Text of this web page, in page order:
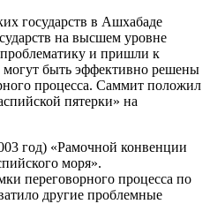
государств в Ашхабаде
на высшем уровне
и пришли к
быть эффективно решены
процесса. Саммит положил
пятерки» на
год) «Рамочной конвенции
моря».
переговорного процесса по
другие проблемные